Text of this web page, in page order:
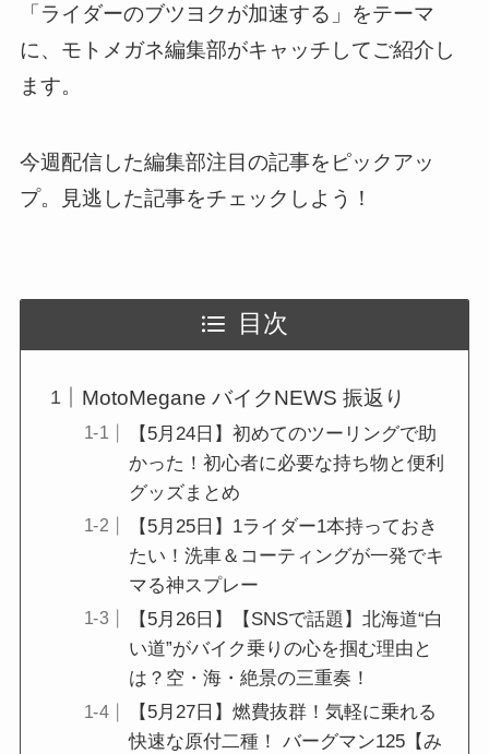
「ライダーのブツヨクが加速する」をテーマ
に、モトメガネ編集部がキャッチしてご紹介し
ます。
今週配信した編集部注目の記事をピックアッ
プ。見逃した記事をチェックしよう！
目次
MotoMegane バイクNEWS 振返り
【5月24日】初めてのツーリングで助
かった！初心者に必要な持ち物と便利
グッズまとめ
【5月25日】1ライダー1本持っておき
たい！洗車＆コーティングが一発でキ
マる神スプレー
【5月26日】【SNSで話題】北海道“白
い道”がバイク乗りの心を掴む理由と
は？空・海・絶景の三重奏！
【5月27日】燃費抜群！気軽に乗れる
快速な原付二種！ バーグマン125【み